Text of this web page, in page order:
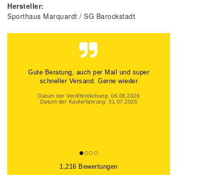
Hersteller:
Sporthaus Marquardt / SG Barockstadt
Gute Beratung, auch per Mail und super
schneller Versand. Gerne wieder
Datum der Veröffentlichung: 06.08.2026
Datum der Kauferfahrung: 31.07.2026
1,216 Bewertungen